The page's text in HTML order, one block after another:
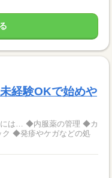
経験OKで始めや
◆発疹やケガなどの処